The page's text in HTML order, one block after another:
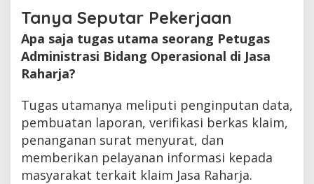
Tanya Seputar Pekerjaan
Apa saja tugas utama seorang Petugas
Administrasi Bidang Operasional di Jasa
Raharja?
Tugas utamanya meliputi penginputan data,
pembuatan laporan, verifikasi berkas klaim,
penanganan surat menyurat, dan
memberikan pelayanan informasi kepada
masyarakat terkait klaim Jasa Raharja.